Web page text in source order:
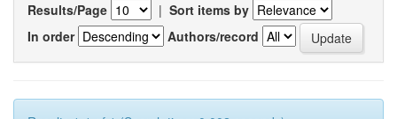
Results/Page | Sort items by
In order
Authors/record